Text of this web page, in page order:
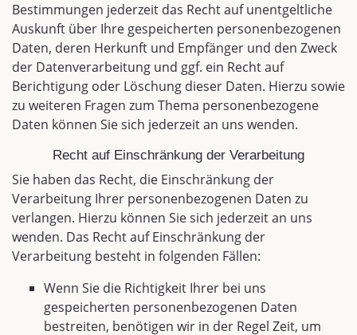
Bestimmungen jederzeit das Recht auf unentgeltliche
Auskunft über Ihre gespeicherten personenbezogenen
Daten, deren Herkunft und Empfänger und den Zweck
der Datenverarbeitung und ggf. ein Recht auf
Berichtigung oder Löschung dieser Daten. Hierzu sowie
zu weiteren Fragen zum Thema personenbezogene
Daten können Sie sich jederzeit an uns wenden.
Recht auf Einschränkung der Verarbeitung
Sie haben das Recht, die Einschränkung der
Verarbeitung Ihrer personenbezogenen Daten zu
verlangen. Hierzu können Sie sich jederzeit an uns
wenden. Das Recht auf Einschränkung der
Verarbeitung besteht in folgenden Fällen:
Wenn Sie die Richtigkeit Ihrer bei uns
gespeicherten personenbezogenen Daten
bestreiten, benötigen wir in der Regel Zeit, um